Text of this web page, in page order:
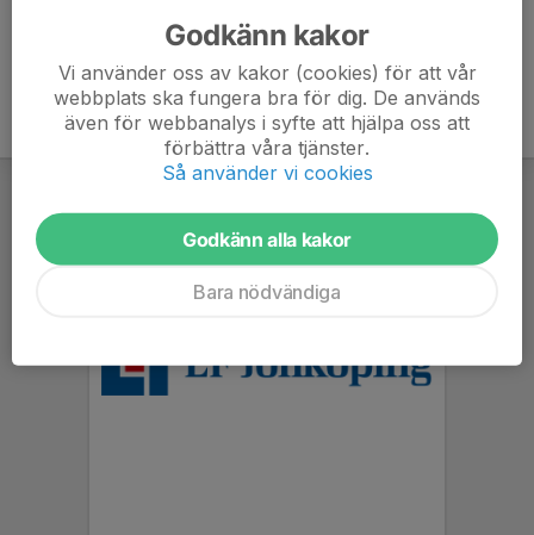
Godkänn kakor
Vi använder oss av kakor (cookies) för att vår
webbplats ska fungera bra för dig. De används
även för webbanalys i syfte att hjälpa oss att
förbättra våra tjänster.
Så använder vi cookies
Godkänn alla kakor
Bara nödvändiga